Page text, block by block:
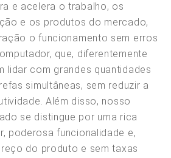
e acelera o trabalho, os
e os produtos do mercado,
o funcionamento sem erros
que, diferentemente
lidar com grandes quantidades
simultâneas, sem reduzir a
Além disso, nosso
se distingue por uma rica
poderosa funcionalidade e,
do produto e sem taxas